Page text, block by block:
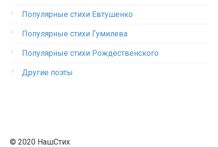
Популярные стихи Евтушенко
Популярные стихи Гумилева
Популярные стихи Рождественского
Другие поэты
© 2020 НашСтих